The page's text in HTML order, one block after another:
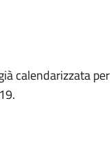
calendarizzata per